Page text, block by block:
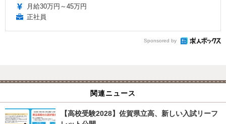
月給30万円～45万円
正社員
Sponsored by
関連ニュース
【高校受験2028】佐賀県立高、新しい入試リーフ